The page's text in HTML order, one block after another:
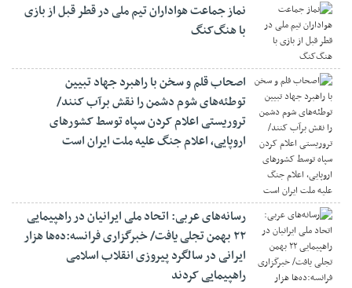
نماز جماعت هواداران تیم ملی در قطر قبل از بازی
با هنگ‌کنگ
اصحاب قلم و سخن با راهبرد جهاد تبیین
توطئه‌های شوم دشمن را نقش برآب کنند/
تروریستی اعلام کردن سپاه توسط کشورهای
اروپایی، اعلام جنگ علیه ملت ایران است
رسانه‌های عربی: اتحاد ملی ایرانیان در راهپیمایی
۲۲ بهمن تجلی یافت/ خبرگزاری فرانسه:ده‌ها هزار
ایرانی در سالگرد پیروزی انقلاب اسلامی
راهپیمایی کردند